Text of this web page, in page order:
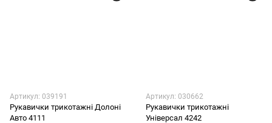
Артикул: 039191
Рукавички трикотажні Долоні
Авто 4111
Артикул: 030662
Рукавички трикотажні
Універсал 4242